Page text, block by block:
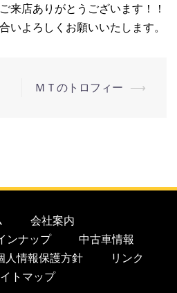
来店ありがとうございます！！
いよろしくお願いいたします。
ＭＴのトロフィー ⟶
会社案内
ンナップ
中古車情報
人情報保護方針
リンク
トマップ